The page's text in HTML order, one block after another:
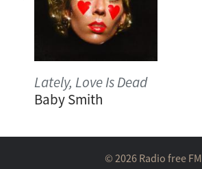
Lately, Love Is Dead
Baby Smith
© 2026 Radio free FM